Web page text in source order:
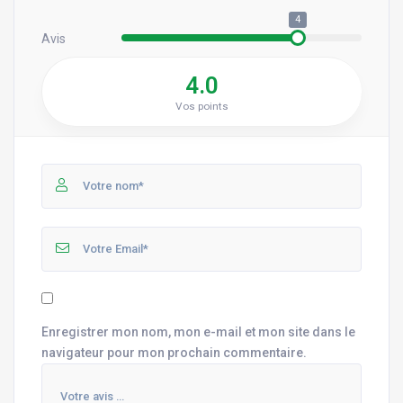
Avis
4
4.0
Vos points
Enregistrer mon nom, mon e-mail et mon site dans le
navigateur pour mon prochain commentaire.